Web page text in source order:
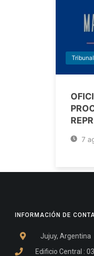
7
INFORMACIÓN DE
Jujuy, Argentina
Edificio Central :